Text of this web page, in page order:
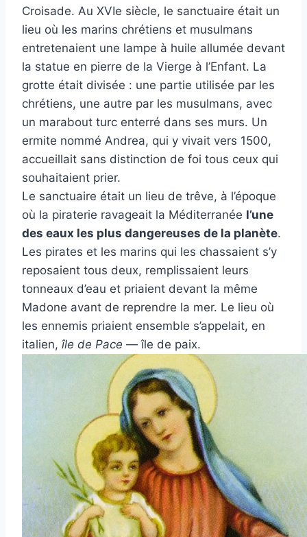
Croisade. Au XVIe siècle, le sanctuaire était un
lieu où les marins chrétiens et musulmans
entretenaient une lampe à huile allumée devant
la statue en pierre de la Vierge à l’Enfant. La
grotte était divisée : une partie utilisée par les
chrétiens, une autre par les musulmans, avec
un marabout turc enterré dans ses murs. Un
ermite nommé Andrea, qui y vivait vers 1500,
accueillait sans distinction de foi tous ceux qui
souhaitaient prier.
Le sanctuaire était un lieu de trêve, à l’époque
où la piraterie ravageait la Méditerranée l’une
des eaux les plus dangereuses de la planète.
Les pirates et les marins qui les chassaient s’y
reposaient tous deux, remplissaient leurs
tonneaux d’eau et priaient devant la même
Madone avant de reprendre la mer. Le lieu où
les ennemis priaient ensemble s’appelait, en
italien, île de Pace — île de paix.